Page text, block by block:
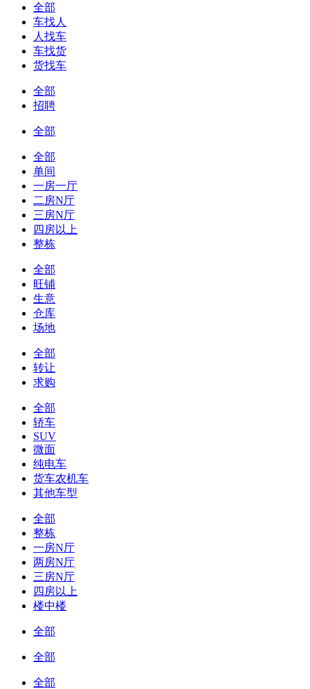
全部
车找人
人找车
车找货
货找车
全部
招聘
全部
全部
单间
一房一厅
二房N厅
三房N厅
四房以上
整栋
全部
旺铺
生意
仓库
场地
全部
转让
求购
全部
轿车
SUV
微面
纯电车
货车农机车
其他车型
全部
整栋
一房N厅
两房N厅
三房N厅
四房以上
楼中楼
全部
全部
全部